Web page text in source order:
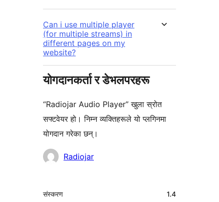
Can i use multiple player
(for multiple streams) in
different pages on my
website?
योगदानकर्ता र डेभलपरहरू
“Radiojar Audio Player” खुला स्रोत
सफ्टवेयर हो। निम्न व्यक्तिहरूले यो प्लगिनमा
योगदान गरेका छन्।
योगदानकर्ताहरू
Radiojar
मेटा
संस्करण 1.4